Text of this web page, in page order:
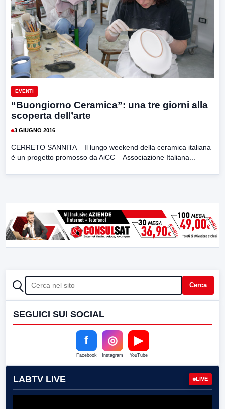
EVENTI
“Buongiorno Ceramica”: una tre giorni alla
scoperta dell’arte
3 GIUGNO 2016
CERRETO SANNITA – Il lungo weekend della ceramica italiana
è un progetto promosso da AiCC – Associazione Italiana...
CERCA Cerca
SEGUICI SUI SOCIAL
f
Facebook
◎
Instagram
▶
YouTube
LABTV LIVE LIVE